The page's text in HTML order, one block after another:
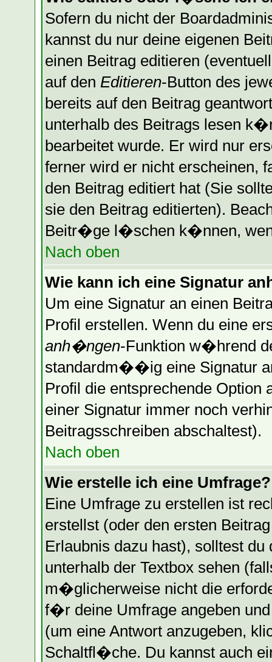
Sofern du nicht der
kannst du nur deine eigenen
einen Beitrag editieren
auf den Editieren-Button des
bereits auf den Beitrag
unterhalb des Beitrags lesen
bearbeitet wurde. Er wird nur
ferner wird er nicht erscheinen,
den Beitrag editiert hat (Sie
sie den Beitrag editierten).
Beitr�ge l�schen k�nnen,
Nach oben
Wie kann ich eine Signatur
Um eine Signatur an einen
Profil erstellen. Wenn du eine
anh�ngen-Funktion w�hrend
standardm��ig eine Signatur
Profil die entsprechende
einer Signatur immer noch
Beitragsschreiben abschaltest).
Nach oben
Wie erstelle ich eine Umfrage?
Eine Umfrage zu erstellen ist
erstellst (oder den ersten
Erlaubnis dazu hast), solltest du
unterhalb der Textbox sehen
m�glicherweise nicht die
f�r deine Umfrage angeben
(um eine Antwort anzugeben,
Schaltfl�che. Du kannst auch